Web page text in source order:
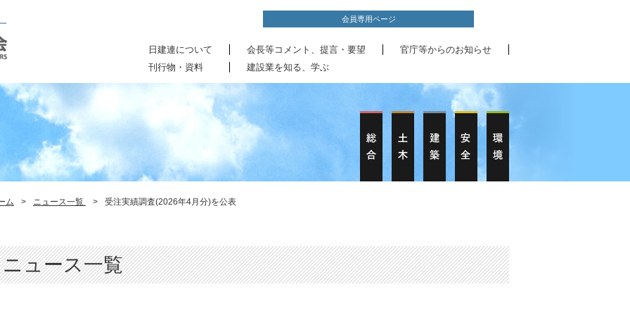
会員専用ページ
日建連について 会長等コメント、提言・要望
官庁等からのお知らせ
刊行物・資料
建設業を知る、学ぶ
ム > ニュース一覧 > 受注実績調査(2026年4月分)を公表
ニュース一覧